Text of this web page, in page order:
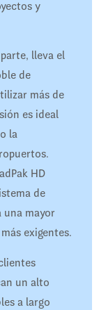
y
lleva el
de
más de
es ideal
la
HD
de
mayor
exigentes.
un alto
a largo